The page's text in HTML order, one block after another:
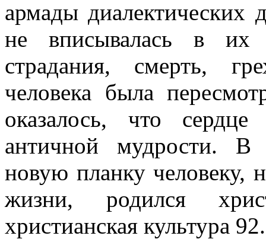
армады диалектических
не вписывалась в их
страдания, смерть,
человека была
оказалось, что сердце
античной мудрости. В
новую планку человеку,
жизни, родился
христианская культура 92.